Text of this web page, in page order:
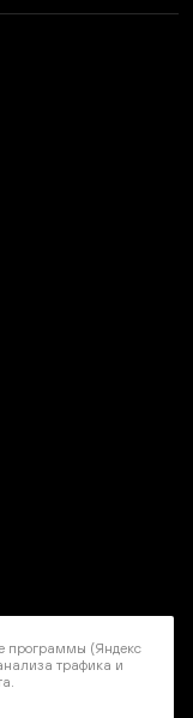
программы (Яндекс
трафика и